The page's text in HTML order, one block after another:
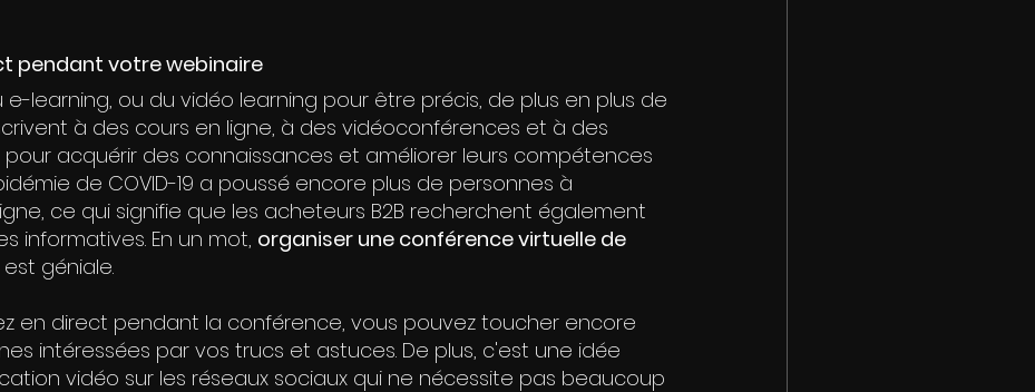
pendant votre webinaire
e-learning, ou du vidéo learning pour être précis, de plus en plus de
à des cours en ligne, à des vidéoconférences et à des
acquérir des connaissances et améliorer leurs compétences
de COVID-19 a poussé encore plus de personnes à
ce qui signifie que les acheteurs B2B recherchent également
informatives. En un mot, organiser une conférence virtuelle de
est géniale.
en direct pendant la conférence, vous pouvez toucher encore
intéressées par vos trucs et astuces. De plus, c'est une idée
vidéo sur les réseaux sociaux qui ne nécessite pas beaucoup